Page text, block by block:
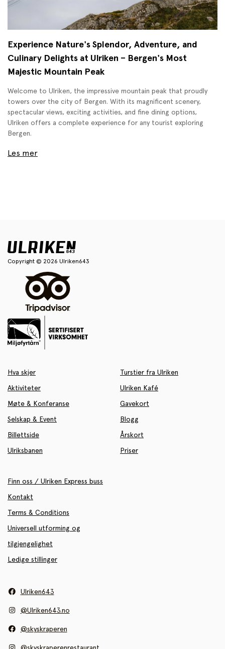
Experience Nature's Splendor, Adventure, and
Culinary Delights at Ulriken – Bergen's Most
Majestic Mountain Peak
Welcome to Ulriken, the impressive mountain peak that proudly
towers over the city of Bergen. With its magnificent scenery,
spectacular views, exciting activities, and fine dining options,
Ulriken offers a complete experience for any tourist exploring
Bergen.
Les mer
Copyright © 2026 Ulriken643
Hva skjer
Aktiviteter
Møte & Konferanse
Selskap & Event
Billettside
Ulriksbanen
Turstier fra Ulriken
Ulriken Kafé
Gavekort
Blogg
Årskort
Priser
Finn oss / Ulriken Express buss
Kontakt
Terms & Conditions
Universell utforming og
tilgjengelighet
Ledige stillinger
Ulriken643
@Ulriken643.no
@skyskraperen
@skyskraperenrestaurant